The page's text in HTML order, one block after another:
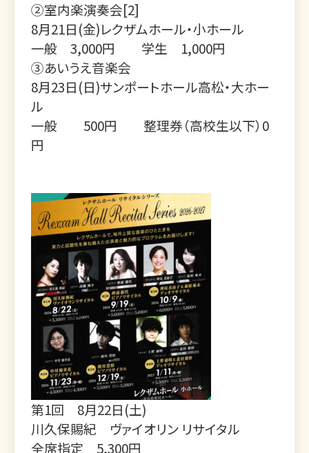
②室内楽演奏会[2]
8月21日(金)レクザムホール・小ホール
一般 3,000円 学生 1,000円
③あいうえ音楽会
8月23日(日)サンポートホール高松・大ホー
ル
一般 500円 整理券（高校生以下）0
円
第1回 8月22日(土)
川久保賜紀 ヴァイオリン リサイタル
全席指定 5,300円